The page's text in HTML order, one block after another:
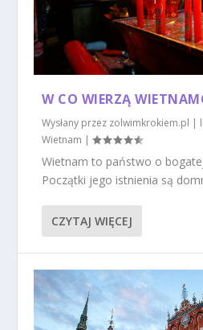
W CO WIERZĄ
Wysłany przez zolwimkrokiem.pl |
Wietnam |
Wietnam to państwo o
Początki jego istnienia są
CZYTAJ WIĘCEJ